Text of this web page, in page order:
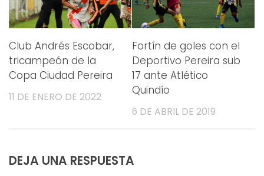
Club Andrés Escobar,
tricampeón de la
Copa Ciudad Pereira
11 DE ENERO DE 2022
Fortín de goles con el
Deportivo Pereira sub
17 ante Atlético
Quindío
6 DE ABRIL DE 2019
DEJA UNA RESPUESTA